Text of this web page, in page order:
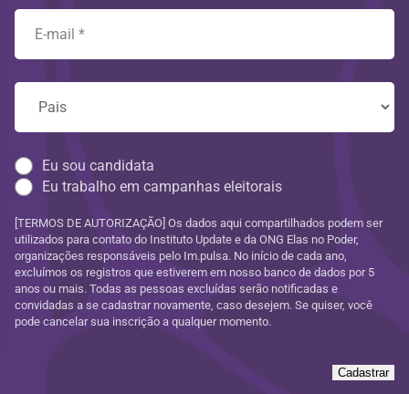
Eu sou candidata
Eu trabalho em campanhas eleitorais
[TERMOS DE AUTORIZAÇÃO] Os dados aqui compartilhados podem ser
utilizados para contato do Instituto Update e da ONG Elas no Poder,
organizações responsáveis pelo Im.pulsa. No início de cada ano,
excluímos os registros que estiverem em nosso banco de dados por 5
anos ou mais. Todas as pessoas excluídas serão notificadas e
convidadas a se cadastrar novamente, caso desejem. Se quiser, você
pode cancelar sua inscrição a qualquer momento.
Cadastrar